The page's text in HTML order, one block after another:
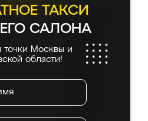
ТАКСИ
САЛОНА
точки Москвы и
области!